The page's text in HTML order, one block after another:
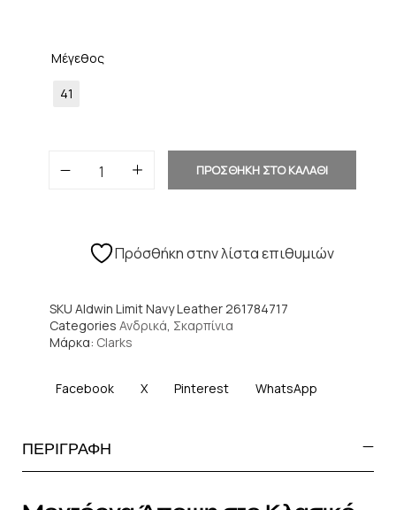
Μέγεθος
41
ΠΡΟΣΘΗΚΗ ΣΤΟ ΚΑΛΑΘΙ
Πρόσθήκη στην λίστα επιθυμιών
SKU Aldwin Limit Navy Leather 261784717
Categories Ανδρικά, Σκαρπίνια
Μάρκα: Clarks
Facebook X Pinterest WhatsApp
ΠΕΡΙΓΡΑΦΗ